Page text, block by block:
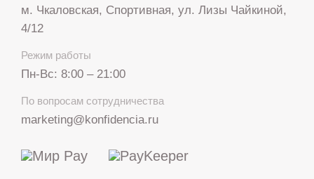
м. Чкаловская, Спортивная, ул. Лизы Чайкиной,
4/12
Режим работы
Пн-Вс: 8:00 – 21:00
По вопросам сотрудничества
marketing@konfidencia.ru
с 8:00 до 21:00
МАКС